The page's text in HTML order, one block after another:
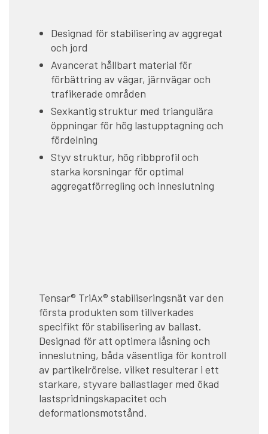
Designad för stabilisering av aggregat
och jord
Avancerat hållbart material för
förbättring av vägar, järnvägar och
trafikerade områden
Sexkantig struktur med triangulära
öppningar för hög lastupptagning och
fördelning
Styv struktur, hög ribbprofil och
starka korsningar för optimal
aggregatförregling och inneslutning
Tensar® TriAx® stabiliseringsnät var den
första produkten som tillverkades
specifikt för stabilisering av ballast.
Designad för att optimera låsning och
inneslutning, båda väsentliga för kontroll
av partikelrörelse, vilket resulterar i ett
starkare, styvare ballastlager med ökad
lastspridningskapacitet och
deformationsmotstånd.